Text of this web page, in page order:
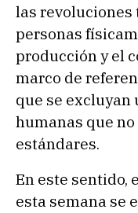
las revoluciones
personas
producción y el
marco de
que se excluyan
humanas que no
estándares.
En este sentido,
esta semana se